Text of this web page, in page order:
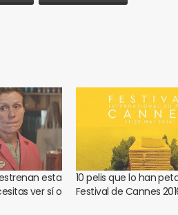
esta
ver sí o
10 pelis que lo han
Festival de Cannes